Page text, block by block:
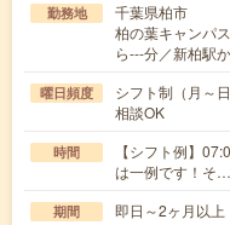
勤務地
千葉県柏市
柏の葉キャンパ
ら---分／新柏駅
曜日頻度
シフト制（月～
相談OK
時間
【シフト例】
は一例です！そ…
期間 即日～2ヶ月以